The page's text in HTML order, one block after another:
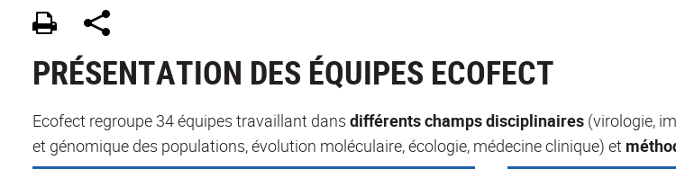
PRÉSENTATION DES ÉQUIPES ECOFECT
Ecofect regroupe 34 équipes travaillant dans différents champs disciplinaires (virologie,
et génomique des populations, évolution moléculaire, écologie, médecine clinique) et